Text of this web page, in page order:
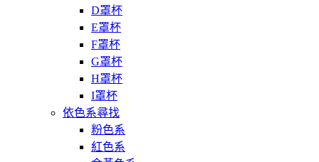
D罩杯
E罩杯
F罩杯
G罩杯
H罩杯
I罩杯
依色系尋找
粉色系
紅色系